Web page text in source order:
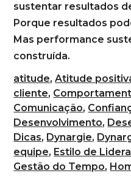
sustentar resultados
Porque resultados
Mas performance
construída.
atitude,Atitude
cliente,
Comunicação,
Desenvolvimento,
Dicas, Dynargie,
equipe, Estilo de
Gestão do Tempo,